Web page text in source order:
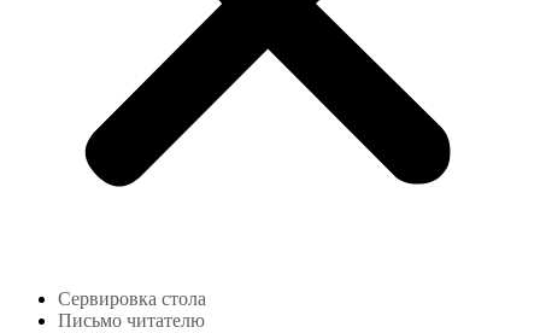
Сервировка стола
Письмо читателю